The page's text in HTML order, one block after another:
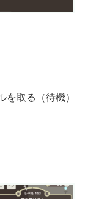
取る（待機）